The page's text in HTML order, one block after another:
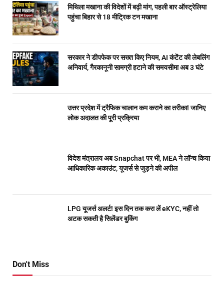
मिथिला मखाना की विदेशों में बढ़ी मांग, पहली बार ऑस्ट्रेलिया
पहुंचा बिहार से 18 मीट्रिक टन मखाना
सरकार ने डीपफेक पर सख्त किए नियम, AI कंटेंट की लेबलिंग
अनिवार्य, गैरकानूनी सामग्री हटाने की समयसीमा अब 3 घंटे
उत्तर प्रदेश में ट्रैफिक चालान कम कराने का तरीका! जानिए
लोक अदालत की पूरी प्रक्रिया
विदेश मंत्रालय अब Snapchat पर भी, MEA ने लॉन्च किया
आधिकारिक अकाउंट, यूजर्स से जुड़ने की अपील
LPG यूजर्स अलर्ट! इस दिन तक करा लें eKYC, नहीं तो
अटक सकती है सिलेंडर बुकिंग
Don't Miss